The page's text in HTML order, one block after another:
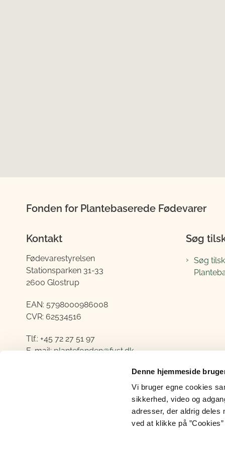
Denne hjemmeside
Vi bruger egne cookies
sikkerhed, video og
adresser, der aldrig
ved at klikke på
Fonden for Plantebaserede Fødevarer
Kontakt
Fødevarestyrelsen
Stationsparken 31-33
2600 Glostrup
EAN: 5798000986008
CVR: 62534516
Tlf.: +45 72 27 51 97
E-mail:plantefonden@fvst.dk
Mandag - fredag 08:30-14:00
Søg
Søg